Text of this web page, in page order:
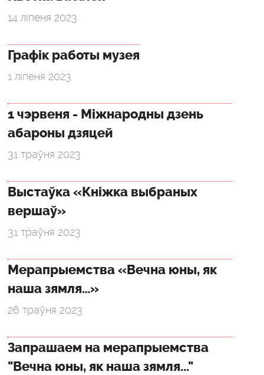
14 ліпеня 2023
Графік работы музея
1 ліпеня 2023
1 чэрвеня - Міжнародны дзень
абароны дзяцей
31 траўня 2023
Выстаўка «Кніжка выбраных
вершаў»
31 траўня 2023
Мерапрыемства «Вечна юны, як
наша зямля…»
26 траўня 2023
Запрашаем на мерапрыемства
"Вечна юны, як наша зямля..."